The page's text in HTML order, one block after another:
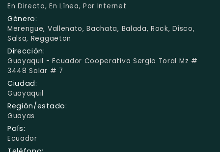
En Directo, En Línea, Por Internet
Género:
Merengue, Vallenato, Bachata, Balada, Rock, Disco,
Salsa, Reggaeton
Dirección:
Guayaquil - Ecuador Cooperativa Sergio Toral Mz #
3448 Solar # 7
Ciudad:
Guayaquil
Región/estado:
Guayas
País:
Ecuador